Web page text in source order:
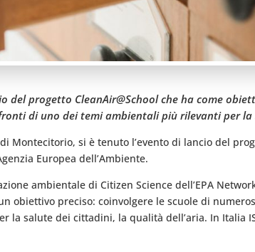
del progetto CleanAir@School che ha come
di uno dei temi ambientali più rilevanti per
Montecitorio, si è tenuto l’evento di lancio del
Europea dell’Ambiente.
ambientale di Citizen Science dell’EPA
obiettivo preciso: coinvolgere le scuole di
salute dei cittadini, la qualità dell’aria. In Italia